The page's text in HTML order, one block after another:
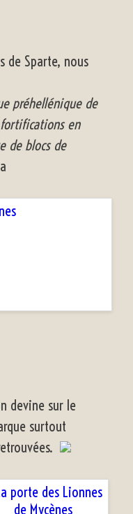
de Sparte, nous
préhellénique de
en
de blocs de
devine sur le
surtout